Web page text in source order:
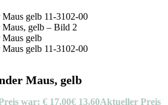
Maus, gelb
war: € 17,00€ 13,60Aktueller Preis